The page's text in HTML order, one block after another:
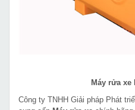
Máy rửa xe
Công ty TNHH Giải pháp Phát